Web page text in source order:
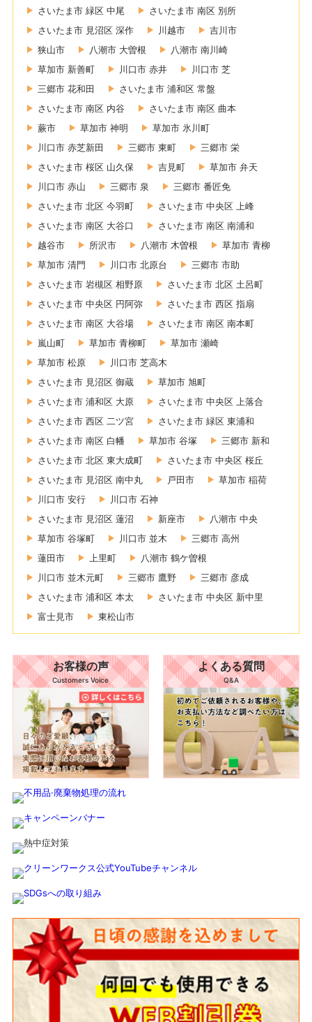
さいたま市 緑区 中尾
さいたま市 南区 別所
さいたま市 見沼区 深作
川越市
吉川市
狭山市
八潮市 大曽根
八潮市 南川崎
草加市 新善町
川口市 赤井
川口市 芝
三郷市 花和田
さいたま市 浦和区 常盤
さいたま市 南区 内谷
さいたま市 南区 曲本
蕨市
草加市 神明
草加市 氷川町
川口市 赤芝新田
三郷市 東町
三郷市 栄
さいたま市 桜区 山久保
吉見町
草加市 弁天
川口市 赤山
三郷市 泉
三郷市 番匠免
さいたま市 北区 今羽町
さいたま市 中央区 上峰
さいたま市 南区 大谷口
さいたま市 南区 南浦和
越谷市
所沢市 八潮市 木曽根
草加市 青柳
草加市 清門
川口市 北原台
三郷市 市助
さいたま市 岩槻区 相野原
さいたま市 北区 土呂町
さいたま市 中央区 円阿弥
さいたま市 西区 指扇
さいたま市 南区 大谷場
さいたま市 南区 南本町
嵐山町
草加市 青柳町
草加市 瀬崎
草加市 松原
川口市 芝高木
さいたま市 見沼区 御蔵
草加市 旭町
さいたま市 浦和区 大原
さいたま市 中央区 上落合
さいたま市 西区 二ツ宮
さいたま市 緑区 東浦和
さいたま市 南区 白幡
草加市 谷塚
三郷市 新和
さいたま市 北区 東大成町
さいたま市 中央区 桜丘
さいたま市 見沼区 南中丸
戸田市
草加市 稲荷
川口市 安行
川口市 石神
さいたま市 見沼区 蓮沼
新座市
八潮市 中央
草加市 谷塚町
川口市 並木
三郷市 高州
蓮田市
上里町
八潮市 鶴ケ曽根
川口市 並木元町
三郷市 鷹野
三郷市 彦成
さいたま市 浦和区 本太
さいたま市 中央区 新中里
富士見市
東松山市
お客様の声
Customers Voice
よくある質問
Q&A